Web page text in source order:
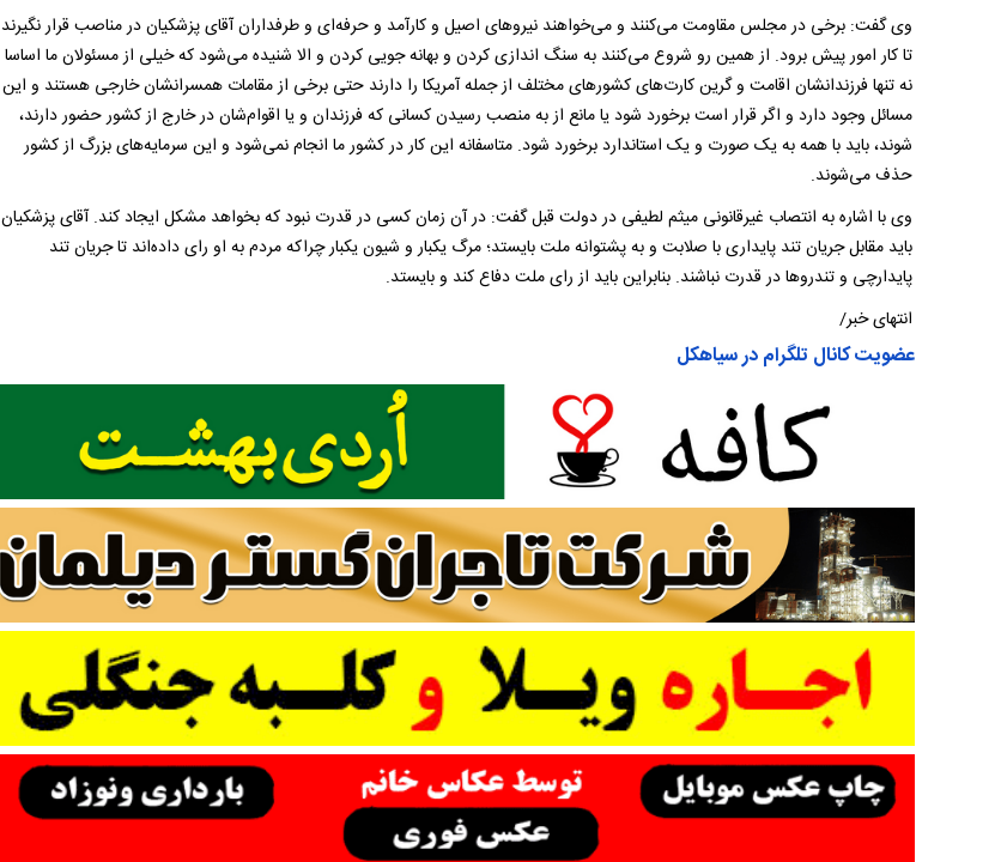
وی گفت: برخی در مجلس مقاومت می‌کنند و می‌خواهند نیروهای اصیل و کارآمد و حرفه‌ای و طرفداران آقای پزشکیان در مناصب قرار نگیرند
تا کار امور پیش برود. از همین رو شروع می‌کنند به سنگ اندازی کردن و بهانه جویی کردن و الا شنیده می‌شود که خیلی از مسئولان ما اساسا
نه تنها فرزندانشان اقامت و گرین کارت‌های کشورهای مختلف از جمله آمریکا را دارند حتی برخی از مقامات همسرانشان خارجی هستند و این
مسائل وجود دارد و اگر قرار است برخورد شود یا مانع از به منصب رسیدن کسانی که فرزندان و یا اقوام‌شان در خارج از کشور حضور دارند،
شوند، باید با همه به یک صورت و یک استاندارد برخورد شود. متاسفانه این کار در کشور ما انجام نمی‌شود و این سرمایه‌های بزرگ از کشور
حذف می‌شوند.
وی با اشاره به انتصاب غیرقانونی میثم لطیفی در دولت قبل گفت: در آن زمان کسی در قدرت نبود که بخواهد مشکل ایجاد کند. آقای پزشکیان
باید مقابل جریان تند پایداری با صلابت و به پشتوانه ملت بایستد؛ مرگ یکبار و شیون یکبار چراکه مردم به او رای داده‌اند تا جریان تند
پایدارچی و تندروها در قدرت نباشند. بنابراین باید از رای ملت دفاع کند و بایستد.
انتهای خبر/
عضویت کانال تلگرام در سیاهکل